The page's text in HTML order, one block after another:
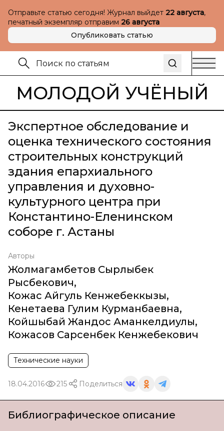
Отправьте статью сегодня! Журнал выйдет 22 августа,
печатный экземпляр отправим 26 августа
Опубликовать статью
МОЛОДОЙ УЧЁНЫЙ
Экспертное обследование и
оценка технического состояния
строительных конструкций
здания епархиального
управления и духовно-
культурного центра при
Константино-Еленинском
соборе г. Астаны
Авторы
Жолмагамбетов Сырлыбек
Рысбекович,
Кожас Айгуль Кенжебеккызы,
Кенетаева Гулим Курманбаевна,
Койшыбай Жандос Аманкелдиулы,
Кожасов Сарсенбек Кенжебекович
Технические науки
18.04.2016 215 Поделиться
Библиографическое описание